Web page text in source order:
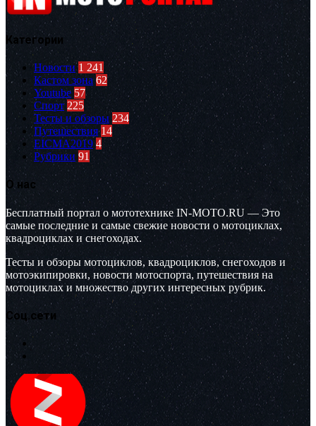
Категории
Новости 1 241
Кастом зона 62
Youtube 57
Спорт 225
Тесты и обзоры 234
Путешествия 14
EICMA2019 4
Рубрики 91
О нас
Бесплатный портал о мототехнике IN-MOTO.RU — Это
самые последние и самые свежие новости о мотоциклах,
квадроциклах и снегоходах.
Тесты и обзоры мотоциклов, квадроциклов, снегоходов и
мотоэкипировки, новости мотоспорта, путешествия на
мотоциклах и множество других интересных рубрик.
Соц.сети